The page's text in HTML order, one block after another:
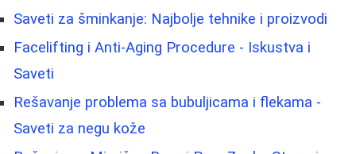
Saveti za šminkanje: Najbolje tehnike i proizvodi
Facelifting i Anti-Aging Procedure - Iskustva i
Saveti
Rešavanje problema sa bubuljicama i flekama -
Saveti za negu kože